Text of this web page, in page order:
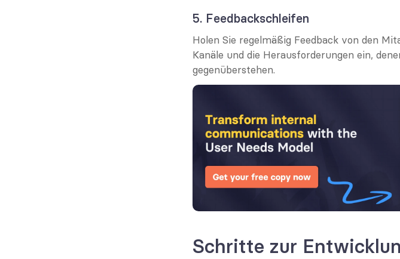
5. Feedbackschleifen
Holen Sie regelmäßig Feedback von den
Kanäle und die Herausforderungen ein,
gegenüberstehen.
Schritte zur